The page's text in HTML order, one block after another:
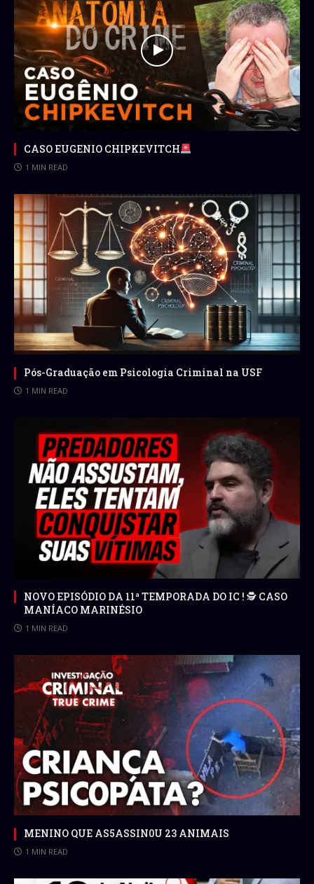
CASO EUGENIO CHIPKEVITCH
1 MIN READ
Pós-Graduação em Psicologia Criminal na USF
1 MIN READ
NOVO EPISÓDIO DA 11ª TEMPORADA DO IC ! 🕵 CASO
MANÍACO MARINÉSIO
1 MIN READ
MENINO QUE AS5ASSIN0U 23 ANIMAIS
1 MIN READ